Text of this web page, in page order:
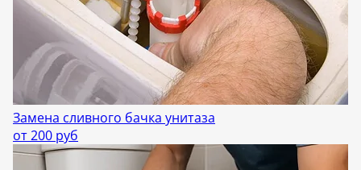
Замена сливного бачка унитаза
от 200 руб